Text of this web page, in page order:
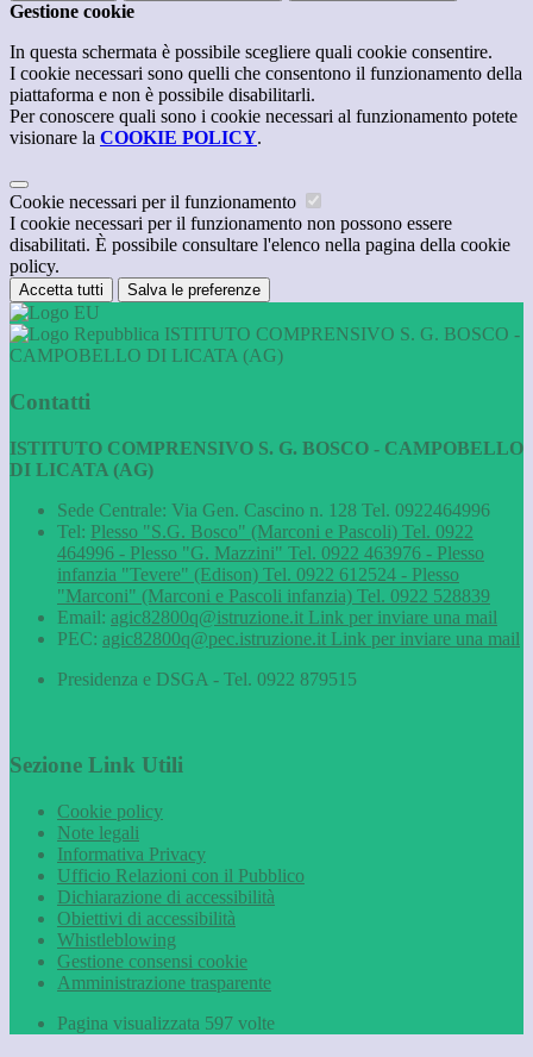
Gestione cookie
In questa schermata è possibile scegliere quali cookie consentire.
I cookie necessari sono quelli che consentono il funzionamento della
piattaforma e non è possibile disabilitarli.
Per conoscere quali sono i cookie necessari al funzionamento potete
visionare la COOKIE POLICY.
Cookie necessari per il funzionamento
I cookie necessari per il funzionamento non possono essere
disabilitati. È possibile consultare l'elenco nella pagina della cookie
policy.
Accetta tutti Salva le preferenze
ISTITUTO COMPRENSIVO S. G. BOSCO -
CAMPOBELLO DI LICATA (AG)
Contatti
ISTITUTO COMPRENSIVO S. G. BOSCO - CAMPOBELLO
DI LICATA (AG)
Sede Centrale: Via Gen. Cascino n. 128 Tel. 0922464996
Tel: Plesso "S.G. Bosco" (Marconi e Pascoli) Tel. 0922
464996 - Plesso "G. Mazzini" Tel. 0922 463976 - Plesso
infanzia "Tevere" (Edison) Tel. 0922 612524 - Plesso
"Marconi" (Marconi e Pascoli infanzia) Tel. 0922 528839
Email: agic82800q@istruzione.it Link per inviare una mail
PEC: agic82800q@pec.istruzione.it Link per inviare una mail
Presidenza e DSGA - Tel. 0922 879515
Sezione Link Utili
Cookie policy
Note legali
Informativa Privacy
Ufficio Relazioni con il Pubblico
Dichiarazione di accessibilità
Obiettivi di accessibilità
Whistleblowing
Gestione consensi cookie
Amministrazione trasparente
Pagina visualizzata 597 volte